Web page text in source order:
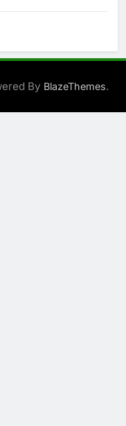
By BlazeThemes.